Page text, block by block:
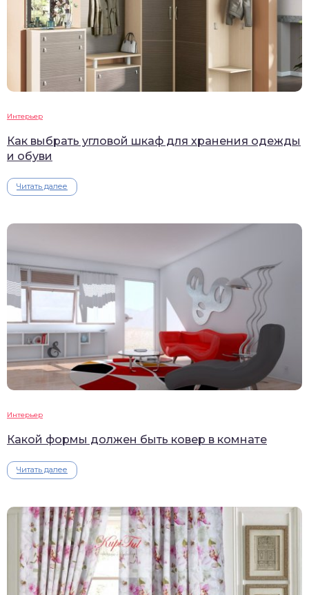
Интерьер
Как выбрать угловой шкаф для хранения одежды
и обуви
Читать далее
Интерьер
Какой формы должен быть ковер в комнате
Читать далее